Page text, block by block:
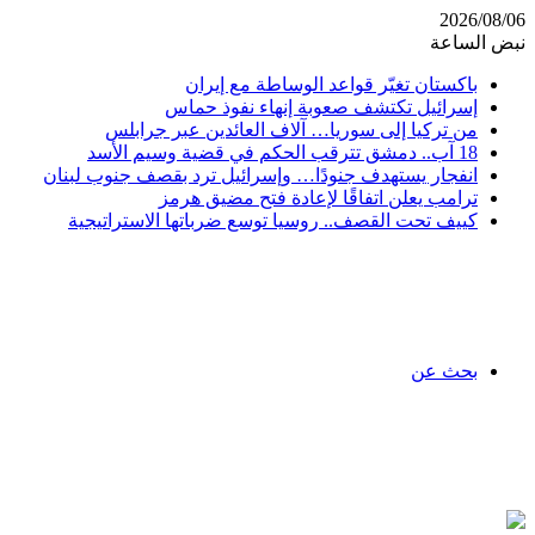
2026/08/06
نبض الساعة
باكستان تغيّر قواعد الوساطة مع إيران
إسرائيل تكتشف صعوبة إنهاء نفوذ حماس
من تركيا إلى سوريا… آلاف العائدين عبر جرابلس
18 آب.. دمشق تترقب الحكم في قضية وسيم الأسد
انفجار يستهدف جنودًا… وإسرائيل ترد بقصف جنوب لبنان
ترامب يعلن اتفاقًا لإعادة فتح مضيق هرمز
كييف تحت القصف.. روسيا توسع ضرباتها الاستراتيجية
بحث عن